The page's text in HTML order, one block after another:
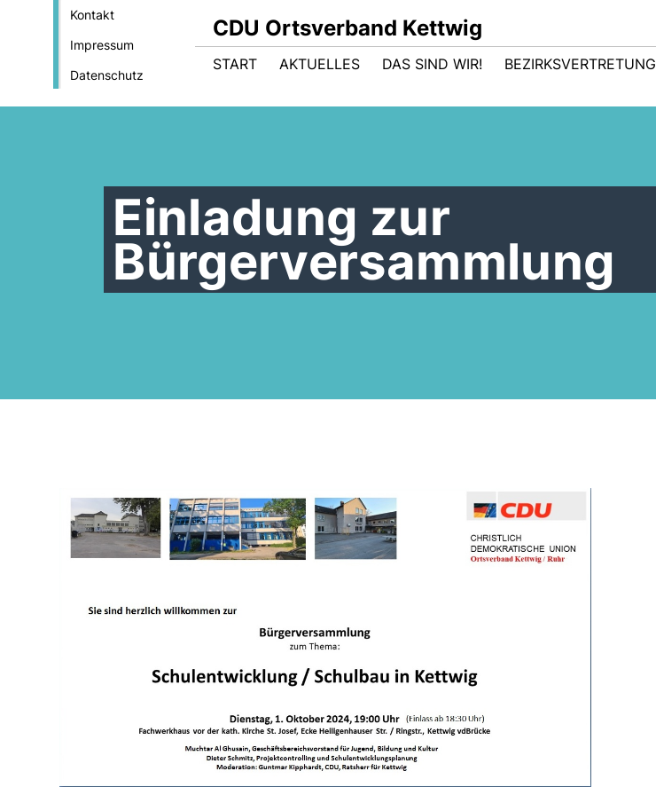
Kontakt
Impressum
Datenschutz
CDU Ortsverband Kettwig
START AKTUELLES DAS SIND WIR! BEZIRKSVERTRETUNG
Einladung zur
Bürgerversammlung